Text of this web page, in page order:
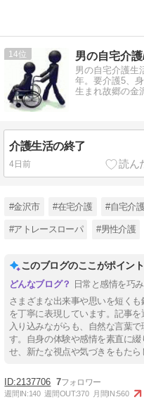
14 男の自宅介
男の自宅介護生
年。要介護5、
生まれ故郷の金
介護生活の終了
4日前
#金沢市 #在宅介護 #自宅介
#アトレースローパ #男性介護
このブログのここがポイント
日常と感情を巧
さまざまな出来事や思いを短く
を丁寧に表現しています。記事
入り込みながらも、自然な言葉
す。自身の体験や感情を素直に
せ、新たな視点や気づきをもたら
2137706 7
週間IN:140 週間OUT:370 月間IN:560